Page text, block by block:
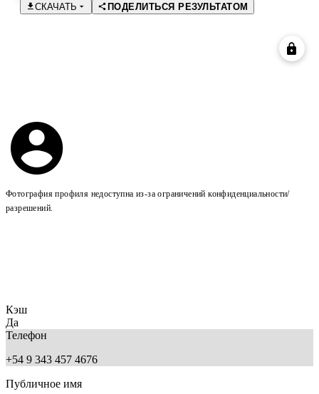
СКАЧАТЬ
ПОДЕЛИТЬСЯ РЕЗУЛЬТАТОМ
Фотография профиля недоступна из-за ограничений конфиденциальности/
разрешений.
Кэш
Да
Телефон
+54 9 343 457 4676
Публичное имя